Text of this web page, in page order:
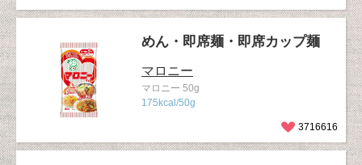
めん・即席麺・即席カップ麺
マロニー
マロニー 50g
175kcal/50g
3716616